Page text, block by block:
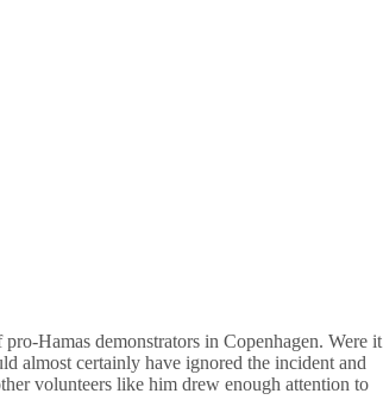
Hamas demonstrators in Copenhagen. Were it
almost certainly have ignored the incident and
volunteers like him drew enough attention to